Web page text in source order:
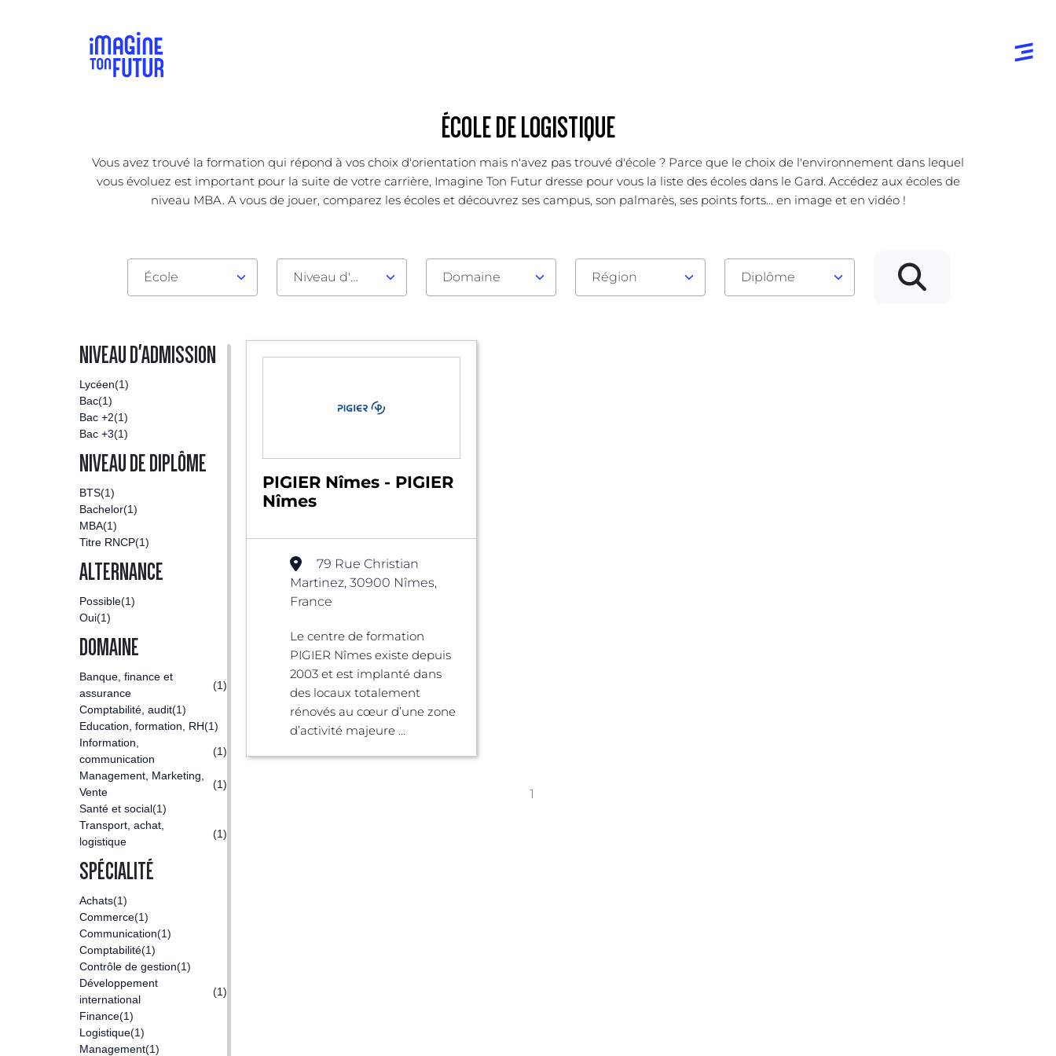
ÉCOLE DE LOGISTIQUE
Vous avez trouvé la formation qui répond à vos choix d'orientation mais n'avez pas trouvé d'école ? Parce que le choix de l'environnement dans lequel
vous évoluez est important pour la suite de votre carrière, Imagine Ton Futur dresse pour vous la liste des écoles dans le Gard. Accédez aux écoles de
niveau MBA. A vous de jouer, comparez les écoles et découvrez ses campus, son palmarès, ses points forts... en image et en vidéo !
École Niveau d'admission Domaine Région Diplôme
NIVEAU D'ADMISSION
Lycéen(1)
Bac(1)
Bac +2(1)
Bac +3(1)
NIVEAU DE DIPLÔME
BTS(1)
Bachelor(1)
MBA(1)
Titre RNCP(1)
ALTERNANCE
Possible(1)
Oui(1)
DOMAINE
Banque, finance et
assurance
(1)
Comptabilité, audit(1)
Education, formation, RH(1)
Information,
communication
(1)
Management, Marketing,
Vente
(1)
Santé et social(1)
Transport, achat,
logistique
(1)
SPÉCIALITÉ
Achats(1)
Commerce(1)
Communication(1)
Comptabilité(1)
Contrôle de gestion(1)
Développement
international
(1)
Finance(1)
Logistique(1)
Management(1)
PIGIER Nîmes - PIGIER
Nîmes
79 Rue Christian
Martinez, 30900 Nîmes,
France
Le centre de formation
PIGIER Nîmes existe depuis
2003 et est implanté dans
des locaux totalement
rénovés au cœur d’une zone
d’activité majeure ...
1